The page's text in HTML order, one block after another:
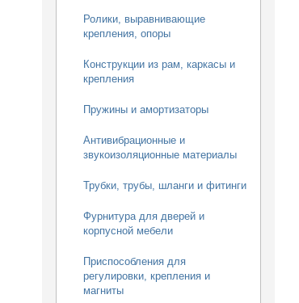
Ролики, выравнивающие
крепления, опоры
Конструкции из рам, каркасы и
крепления
Пружины и амортизаторы
Антивибрационные и
звукоизоляционные материалы
Трубки, трубы, шланги и фитинги
Фурнитура для дверей и
корпусной мебели
Приспособления для
регулировки, крепления и
магниты